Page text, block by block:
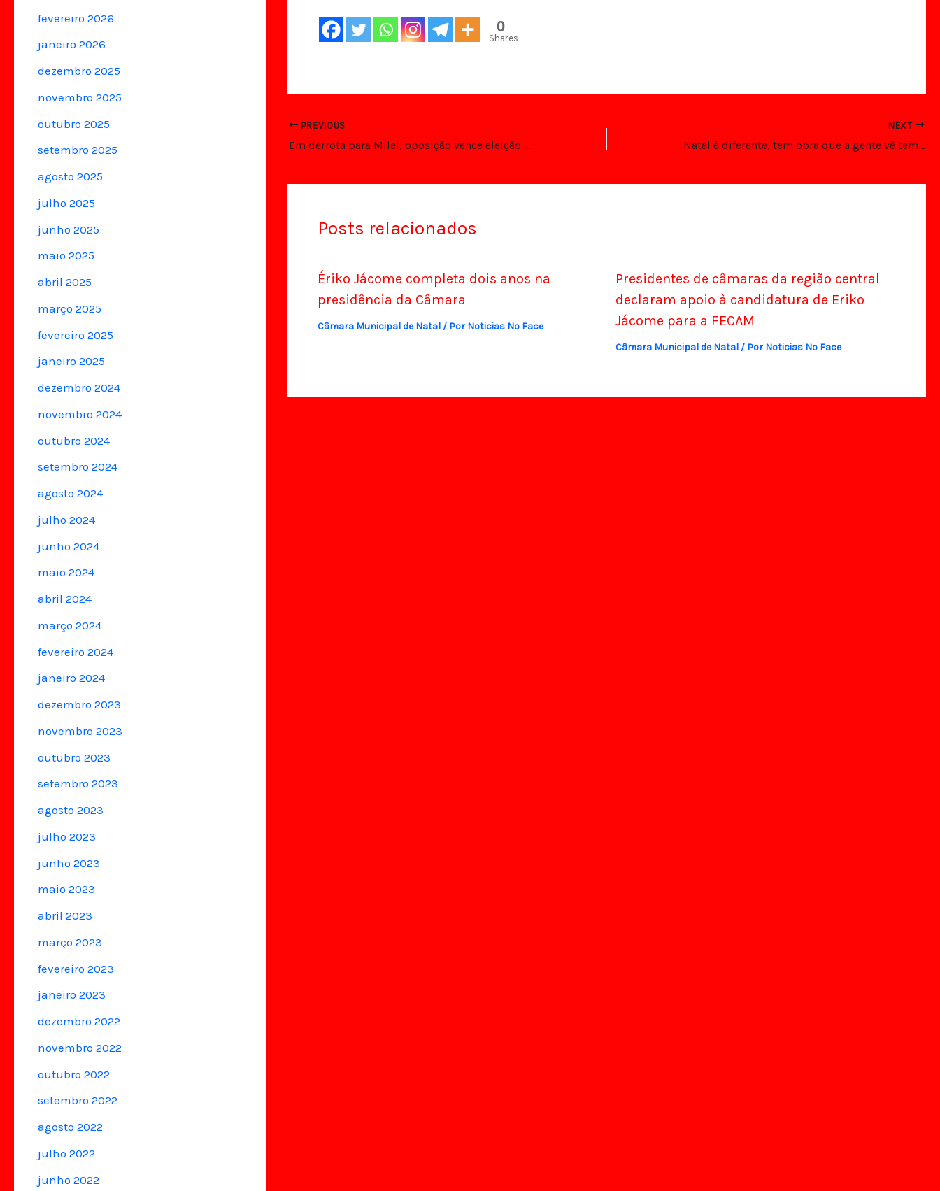
fevereiro 2026
janeiro 2026
dezembro 2025
novembro 2025
outubro 2025
setembro 2025
agosto 2025
julho 2025
junho 2025
maio 2025
abril 2025
março 2025
fevereiro 2025
janeiro 2025
dezembro 2024
novembro 2024
outubro 2024
setembro 2024
agosto 2024
julho 2024
junho 2024
maio 2024
abril 2024
março 2024
fevereiro 2024
janeiro 2024
dezembro 2023
novembro 2023
outubro 2023
setembro 2023
agosto 2023
julho 2023
junho 2023
maio 2023
abril 2023
março 2023
fevereiro 2023
janeiro 2023
dezembro 2022
novembro 2022
outubro 2022
setembro 2022
agosto 2022
julho 2022
junho 2022
0
Shares
PREVIOUS
Em derrota para Milei, oposição vence eleição provincial de Buenos Aires
NEXT
Natal é diferente, tem obra que a gente vê tem obra que a gente sente
Posts relacionados
Ériko Jácome completa dois anos na
presidência da Câmara
Câmara Municipal de Natal/ Por Noticias No Face
Presidentes de câmaras da região central
declaram apoio à candidatura de Eriko
Jácome para a FECAM
Câmara Municipal de Natal / Por Noticias No Face